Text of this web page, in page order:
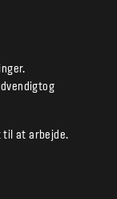
til at arbejde.